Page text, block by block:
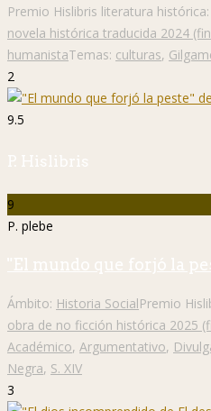
Premio Hislibris literatura histórica:
novela histórica traducida 2024
humanistaTemas: culturas,
2
9.5
P. Hislibris
9
P. plebe
"El mundo que forjó la
Ámbito: Historia SocialPremio
obra de no ficción histórica 2025
Académico, Argumentativo,
Negra, S. XIV
3